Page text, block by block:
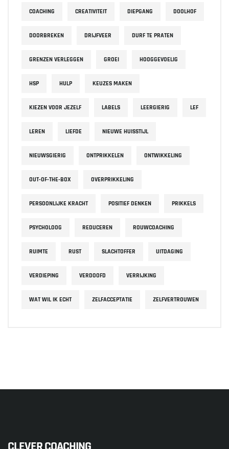
COACHING CREATIVITEIT DIEPGANG DOOLHOF
DOORBREKEN DRIJFVEER DURF TE PRATEN
GRENZEN VERLEGGEN GROEI HOOGGEVOELIG
HSP HULP KEUZES MAKEN
KIEZEN VOOR JEZELF LABELS LEERGIERIG LEF
LEREN LIEFDE NIEUWE HUISSTIJL
NIEUWSGIERIG ONTPRIKKELEN ONTWIKKELING
OUT-OF-THE-BOX OVERPRIKKELING
PERSOONLIJKE KRACHT POSITIEF DENKEN PRIKKELS
PSYCHOLOOG REDUCEREN ROUWCOACHING
RUIMTE RUST SLACHTOFFER UITDAGING
VERDIEPING VERDOOFD VERRIJKING
WAT WIL IK ECHT ZELFACCEPTATIE ZELFVERTROUWEN